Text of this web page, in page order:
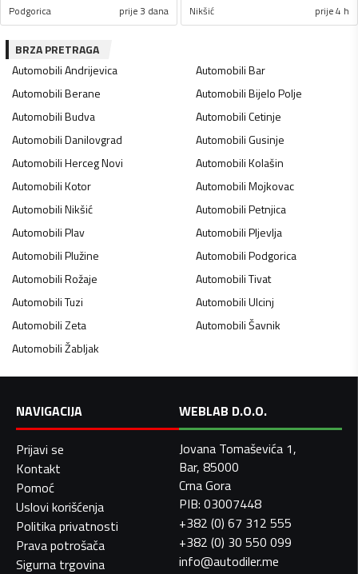
Podgorica prije 3 dana Nikšić prije 4 h
BRZA PRETRAGA
AutomobiliAndrijevica AutomobiliBar
AutomobiliBerane AutomobiliBijelo Polje
AutomobiliBudva AutomobiliCetinje
AutomobiliDanilovgrad AutomobiliGusinje
AutomobiliHerceg Novi AutomobiliKolašin
AutomobiliKotor AutomobiliMojkovac
AutomobiliNikšić AutomobiliPetnjica
AutomobiliPlav AutomobiliPljevlja
AutomobiliPlužine AutomobiliPodgorica
AutomobiliRožaje AutomobiliTivat
AutomobiliTuzi AutomobiliUlcinj
AutomobiliZeta AutomobiliŠavnik
AutomobiliŽabljak
NAVIGACIJA
Prijavi se
Kontakt
Pomoć
Uslovi korišćenja
Politika privatnosti
Prava potrošača
Sigurna trgovina
WEBLAB D.O.O.
Jovana Tomaševića 1,
Bar, 85000
Crna Gora
PIB: 03007448
+382 (0) 67 312 555
+382 (0) 30 550 099
info@autodiler.me